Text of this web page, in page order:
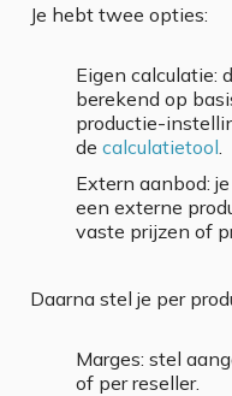
Je hebt twee opties:
Eigen calculatie:
berekend op
productie-
decalculatietool
Extern aanbod:
een externe
vaste prijzen of
Daarna stel je per
Marges: stel
of per reseller.